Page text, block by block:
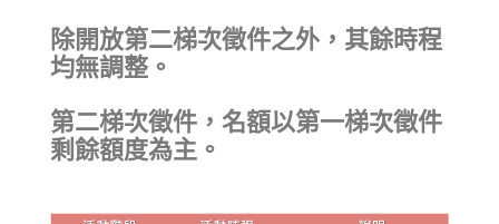
除開放第二梯次徵件之外，其餘時程
均無調整。
第二梯次徵件，名額以第一梯次徵件
剩餘額度為主。